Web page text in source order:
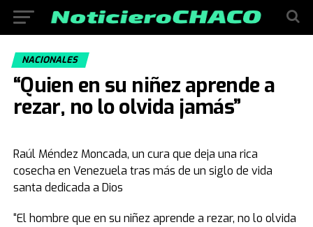
NACIONALES
“Quien en su niñez aprende a
rezar, no lo olvida jamás”
Raúl Méndez Moncada, un cura que deja una rica
cosecha en Venezuela tras más de un siglo de vida
santa dedicada a Dios
“El hombre que en su niñez aprende a rezar, no lo olvida